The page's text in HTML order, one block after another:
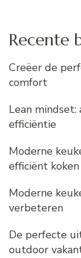
Recente
Creëer de
comfort
Lean
efficiëntie
Moderne
efficiënt koken
Moderne
verbeteren
De perfecte
outdoor